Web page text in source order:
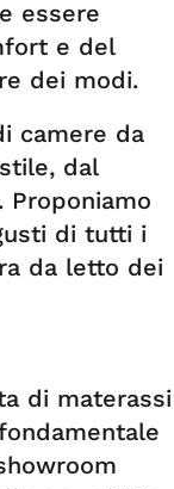
essere
e del
dei modi.
camere da
dal
Proponiamo
di tutti i
da letto dei
di materassi